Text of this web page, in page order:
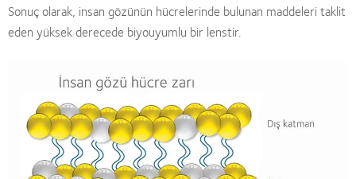
Sonuç olarak, insan gözünün hücrelerinde bulunan maddeleri taklit
eden yüksek derecede biyouyumlu bir lenstir.